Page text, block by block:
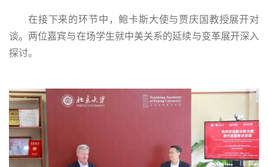
在接下来的环节中，鲍卡斯大使与贾庆国教授展开对
谈。两位嘉宾与在场学生就中美关系的延续与变革展开深入
探讨。